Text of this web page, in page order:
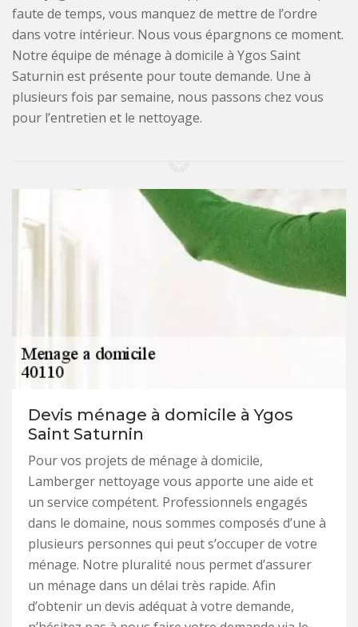
faute de temps, vous manquez de mettre de l’ordre
dans votre intérieur. Nous vous épargnons ce moment.
Notre équipe de ménage à domicile à Ygos Saint
Saturnin est présente pour toute demande. Une à
plusieurs fois par semaine, nous passons chez vous
pour l’entretien et le nettoyage.
Devis ménage à domicile à Ygos
Saint Saturnin
Pour vos projets de ménage à domicile,
Lamberger nettoyage vous apporte une aide et
un service compétent. Professionnels engagés
dans le domaine, nous sommes composés d’une à
plusieurs personnes qui peut s’occuper de votre
ménage. Notre pluralité nous permet d’assurer
un ménage dans un délai très rapide. Afin
d’obtenir un devis adéquat à votre demande,